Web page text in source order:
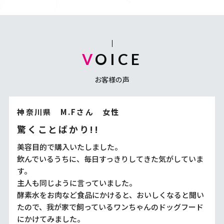
VOICE
お客様の声
神奈川県 M.Fさん 女性
驚くことばかり!!
美容目的で購入いたしました。
飲んでいるうちに、毎日すっきりしてきた気がしていま
す。
主人も同じように言っていました。
酵素水をお肉など食品にかけると、おいしくなると聞い
たので、我が家で飼っているワンちゃんのドッグフード
にかけてみました。